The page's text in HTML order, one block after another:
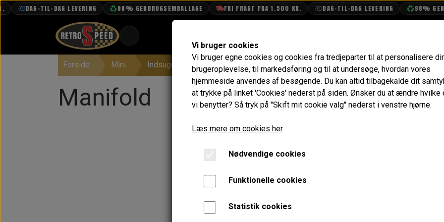
DAG-TIL-DAG LEVERING 98% GENBRUGSEMBALLAGE FRI FRAGT FRA 1.500 KR. DAG-TIL-DAG LEVERING 98%
PROJEKTER
TEKNISK DATA
Forside Mini Indsugning & Brændstofsystem Manifold
Manifold
Forrige side
Intet billede
Vi bruger cookies
Vi bruger egne cookies og cookies fra tredjeparter til at personalisere
brugeroplevelse, til markedsføring og til at undersøge, hvordan vores
hjemmeside anvendes af besøgende. Du kan altid tilbagekalde dit
at trykke på linket 'Cookies' nederst på siden. Ønsker du at ændre hvilke
vi benytter? Så tryk på "Skift mit cookie valg" nederst i venstre hjørne.
Læs mere om cookies her
Nødvendige cookies
Funktionelle cookies
Statistik cookies